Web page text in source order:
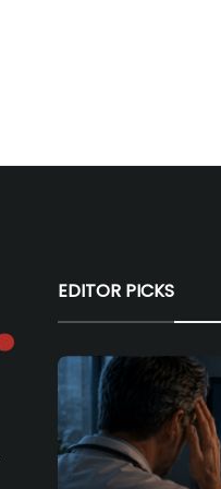
EDITOR PICKS